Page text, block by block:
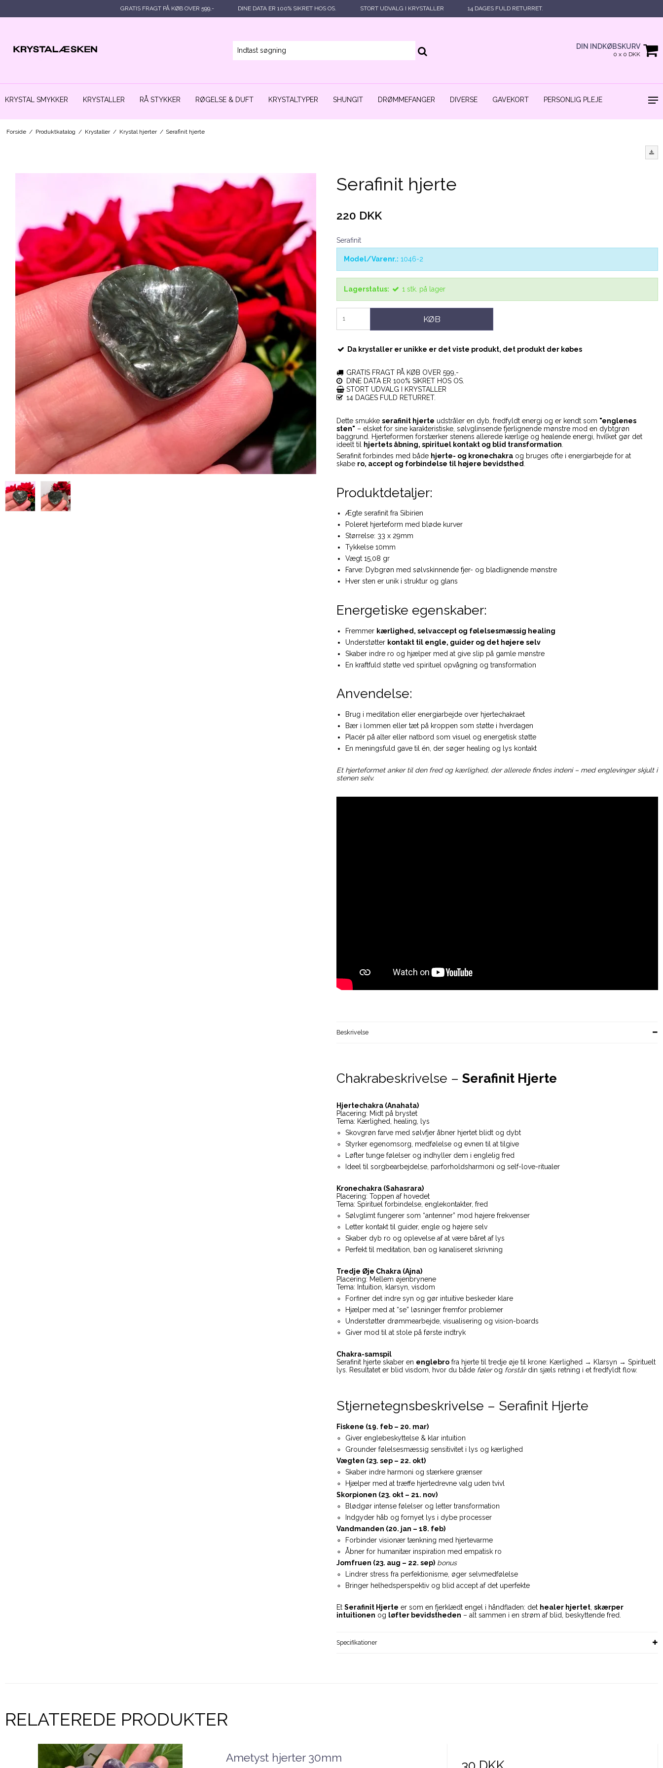
GRATIS FRAGT PÅ KØB OVER 599,- DINE DATA ER 100% SIKRET HOS OS. STORT UDVALG I KRYSTALLER 14 DAGES FULD RETURRET.
DIN INDKØBSKURV
0 x 0 DKK
KRYSTAL SMYKKER KRYSTALLER RÅ STYKKER RØGELSE & DUFT KRYSTALTYPER SHUNGIT DRØMMEFANGER DIVERSE GAVEKORT PERSONLIG PLEJE
Forside / Produktkatalog / Krystaller / Krystal hjerter / Serafinit hjerte
Serafinit hjerte
220 DKK
Serafinit
Model/Varenr.: 1046-2
Lagerstatus: 1 stk. på lager
KØB
Da krystaller er unikke er det viste produkt, det produkt der købes
GRATIS FRAGT PÅ KØB OVER 599,-
DINE DATA ER 100% SIKRET HOS OS.
STORT UDVALG I KRYSTALLER
14 DAGES FULD RETURRET.
Dette smukke serafinit hjerte udstråler en dyb, fredfyldt energi og er kendt som "englenes
sten" – elsket for sine karakteristiske, sølvglinsende fjerlignende mønstre mod en dybtgrøn
baggrund. Hjerteformen forstærker stenens allerede kærlige og healende energi, hvilket gør det
ideelt til hjertets åbning, spirituel kontakt og blid transformation
Serafinit forbindes med både hjerte- og kronechakra og bruges ofte i energiarbejde for at
skabe ro, accept og forbindelse til højere bevidsthed
Produktdetaljer:
Ægte serafinit fra Sibirien
Poleret hjerteform med bløde kurver
Størrelse: 33 x 29mm
Tykkelse 10mm
Vægt 15,08 gr
Farve: Dybgrøn med sølvskinnende fjer- og bladlignende mønstre
Hver sten er unik i struktur og glans
Energetiske egenskaber:
Fremmer kærlighed, selvaccept og følelsesmæssig healing
Understøtter kontakt til engle, guider og det højere selv
Skaber indre ro og hjælper med at give slip på gamle mønstre
En kraftfuld støtte ved spirituel opvågning og transformation
Anvendelse:
Brug i meditation eller energiarbejde over hjertechakraet
Bær i lommen eller tæt på kroppen som støtte i hverdagen
Placér på alter eller natbord som visuel og energetisk støtte
En meningsfuld gave til én, der søger healing og lys kontakt
Et hjerteformet anker til den fred og kærlighed, der allerede findes indeni – med englevinger skjult i
stenen selv.
Beskrivelse
Chakrabeskrivelse – Serafinit Hjerte
Hjertechakra (Anahata)
Placering: Midt på brystet
Tema: Kærlighed, healing, lys
Skovgrøn farve med sølvfjer åbner hjertet blidt og dybt
Styrker egenomsorg, medfølelse og evnen til at tilgive
Løfter tunge følelser og indhyller dem i englelig fred
Ideel til sorgbearbejdelse, parforholds­harmoni og self-love-ritualer
Kronechakra (Sahasrara)
Placering: Toppen af hovedet
Tema: Spirituel forbindelse, engle­kontakter, fred
Sølvglimt fungerer som “antenner” mod højere frekvenser
Letter kontakt til guider, engle og højere selv
Skaber dyb ro og oplevelse af at være båret af lys
Perfekt til meditation, bøn og kanaliseret skrivning
Tredje Øje Chakra (Ajna)
Placering: Mellem øjenbrynene
Tema: Intuition, klarsyn, visdom
Forfiner det indre syn og gør intuitive beskeder klare
Hjælper med at “se” løsninger fremfor problemer
Understøtter drømmearbejde, visualisering og vision-boards
Giver mod til at stole på første indtryk
Chakra-samspil
Serafinit hjerte skaber en englebro fra hjerte til tredje øje til krone: Kærlighed → Klarsyn → Spirituelt
lys. Resultatet er blid visdom, hvor du både følerog forstårdin sjæls retning i et fredfyldt flow.
Stjernetegnsbeskrivelse – Serafinit Hjerte
Fiskene (19. feb – 20. mar)
Giver englebeskyttelse & klar intuition
Grounder følelsesmæssig sensitivitet i lys og kærlighed
Vægten (23. sep – 22. okt)
Skaber indre harmoni og stærkere grænser
Hjælper med at træffe hjertedrevne valg uden tvivl
Skorpionen (23. okt – 21. nov)
Blødgør intense følelser og letter transformation
Indgyder håb og fornyet lys i dybe processer
Vandmanden (20. jan – 18. feb)
Forbinder visionær tænkning med hjertevarme
Åbner for humanitær inspiration med empatisk ro
Jomfruen (23. aug – 22. sep) bonus
Lindrer stress fra perfektionisme, øger selvmedfølelse
Bringer helheds­perspektiv og blid accept af det uperfekte
Et Serafinit Hjerte er som en fjerklædt engel i håndfladen: det healer hjertet skærper
intuitionen og løfter bevidstheden – alt sammen i en strøm af blid, beskyttende fred.
Specifikationer
RELATEREDE PRODUKTER
Ametyst hjerter 30mm